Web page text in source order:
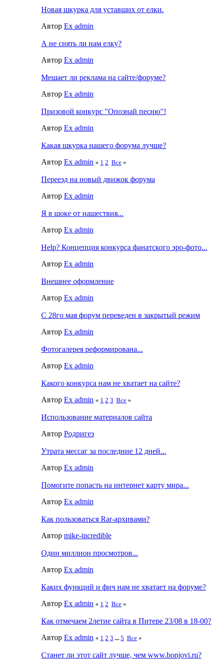
Новая шкурка для уставших от елки.
Автор Ex admin
А не снять ли нам елку?
Автор Ex admin
Мешает ли реклама на сайте/форуме?
Автор Ex admin
Призовой конкурс "Опознай песню"!
Автор Ex admin
Какая шкурка нашего форума лучше?
Автор Ex admin « 1 2 Все »
Переезд на новый движок форума
Автор Ex admin
Я в шоке от нашествия...
Автор Ex admin
Help? Концепция конкурса фанатского эро-фото...
Автор Ex admin
Внешнее оформление
Автор Ex admin
C 28го мая форум переведен в закрытый режим
Автор Ex admin
Фотогалерея реформирована...
Автор Ex admin
Какого конкурса нам не хватает на сайте?
Автор Ex admin « 1 2 3 Все »
Использование материалов сайта
Автор Родригез
Утрата мессаг за последние 12 дней...
Автор Ex admin
Помогите попасть на интернет карту мира...
Автор Ex admin
Как пользоваться Rar-архивами?
Автор mike-incredible
Один миллион просмотров...
Автор Ex admin
Каких функций и фич нам не хватает на форуме?
Автор Ex admin « 1 2 Все »
Как отмечаем 2летие сайта в Питере 23/08 в 18-00?
Автор Ex admin « 1 2 3 ... 5 Все »
Станет ли этот сайт лучше, чем www.bonjovi.ru?